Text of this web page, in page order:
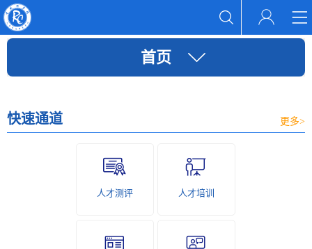
首页
快速通道 更多>
人才测评 人才培训